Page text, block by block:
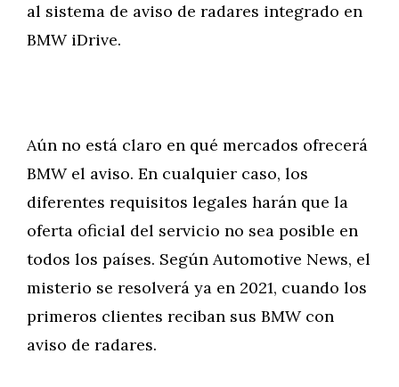
al sistema de aviso de radares integrado en
BMW iDrive.
Aún no está claro en qué mercados ofrecerá
BMW el aviso. En cualquier caso, los
diferentes requisitos legales harán que la
oferta oficial del servicio no sea posible en
todos los países. Según Automotive News, el
misterio se resolverá ya en 2021, cuando los
primeros clientes reciban sus BMW con
aviso de radares.